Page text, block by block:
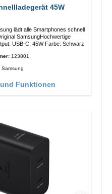
45W
lädt alle Smartphones schnell
USB-C: 45W Farbe: Schwarz
123801
Samsung
Funktionen